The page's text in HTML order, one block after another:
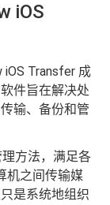
iOS
iOS Transfer 成
件旨在解决处
输、备份和管
方法，满足各
机之间传输媒
是系统地组织